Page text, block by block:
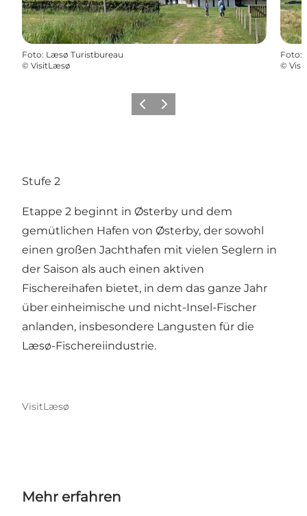
Foto: Læsø Turistbureau
© VisitLæsø
Foto:
©
ZurückWeiter
Stufe 2
Etappe 2 beginnt in Østerby und dem
gemütlichen Hafen von Østerby, der sowohl
einen großen Jachthafen mit vielen Seglern in
der Saison als auch einen aktiven
Fischereihafen bietet, in dem das ganze Jahr
über einheimische und nicht-Insel-Fischer
anlanden, insbesondere Langusten für die
Læsø-Fischereiindustrie.
VisitLæsø
Mehr erfahren